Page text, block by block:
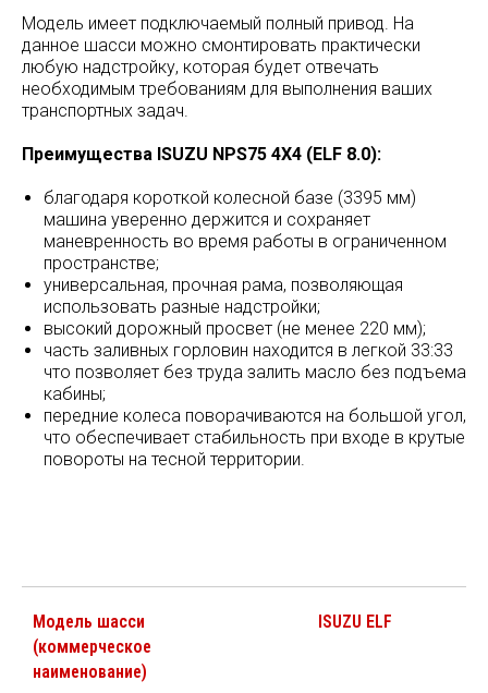
Модель имеет подключаемый полный привод. На
данное шасси можно смонтировать практически
любую надстройку, которая будет отвечать
необходимым требованиям для выполнения ваших
транспортных задач.
Преимущества ISUZU NPS75 4X4 (ELF 8.0):
благодаря короткой колесной базе (3395 мм)
машина уверенно держится и сохраняет
маневренность во время работы в ограниченном
пространстве;
универсальная, прочная рама, позволяющая
использовать разные надстройки;
высокий дорожный просвет (не менее 220 мм);
часть заливных горловин находится в легкой 33:33
что позволяет без труда залить масло без подъема
кабины;
передние колеса поворачиваются на большой угол,
что обеспечивает стабильность при входе в крутые
повороты на тесной территории.
Модель шасси
(коммерческое
наименование)
ISUZU ELF